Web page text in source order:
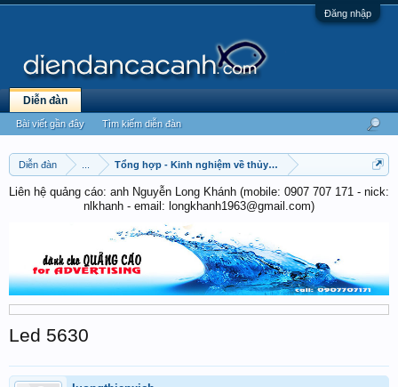
Đăng nhập
Diễn đàn Tổng hợp - Kinh nghiệm về thủy sinh
Liên hệ quảng cáo: anh Nguyễn Long Khánh (mobile: 0907 707 171 - nick:
nlkhanh - email: longkhanh1963@gmail.com)
Led 5630
Diễn đàn
Bài viết gần đây Tìm kiếm diễn đàn